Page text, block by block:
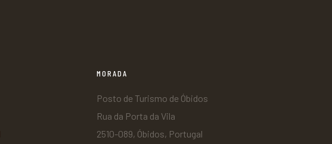
MORADA
Posto de Turismo de Óbidos
Rua da Porta da Vila
2510-089, Óbidos, Portugal